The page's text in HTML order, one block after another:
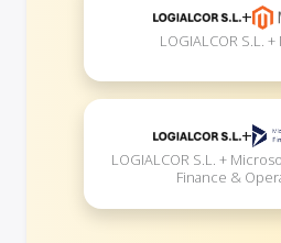
+
LOGIALCOR S.L.
+
LOGIALCOR S.L. +
Finance &